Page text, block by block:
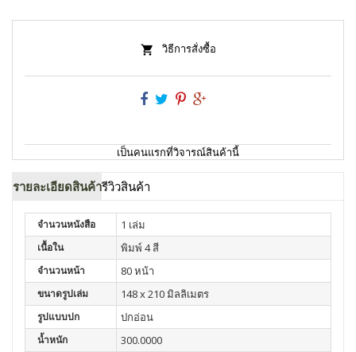
วิธีการสั่งซื้อ
เป็นคนแรกที่วิจารณ์สินค้านี้
รายละเอียดสินค้ารีวิวสินค้า
จำนวนหนังสือ 1 เล่ม
เนื้อใน พิมพ์ 4 สี
จำนวนหน้า 80 หน้า
ขนาดรูปเล่ม 148 x 210 มิลลิเมตร
รูปแบบปก ปกอ่อน
น้ำหนัก 300.0000